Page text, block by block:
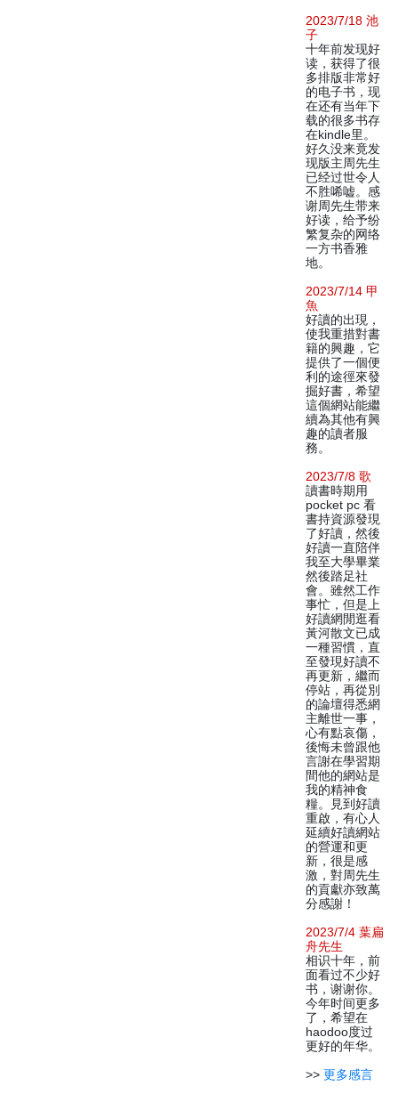
2023/7/18 池
子
十年前发现好
读，获得了很
多排版非常好
的电子书，现
在还有当年下
载的很多书存
在kindle里。
好久没来竟发
现版主周先生
已经过世令人
不胜唏嘘。感
谢周先生带来
好读，给予纷
繁复杂的网络
一方书香雅
地。
2023/7/14 甲
魚
好讀的出現，
使我重措對書
籍的興趣，它
提供了一個便
利的途徑來發
掘好書，希望
這個網站能繼
續為其他有興
趣的讀者服
務。
2023/7/8 歌
讀書時期用
pocket pc 看
書持資源發現
了好讀，然後
好讀一直陪伴
我至大學畢業
然後踏足社
會。雖然工作
事忙，但是上
好讀網閒逛看
黃河散文已成
一種習慣，直
至發現好讀不
再更新，繼而
停站，再從別
的論壇得悉網
主離世一事，
心有點哀傷，
後悔未曾跟他
言謝在學習期
間他的網站是
我的精神食
糧。見到好讀
重啟，有心人
延續好讀網站
的營運和更
新，很是感
激，對周先生
的貢獻亦致萬
分感謝！
2023/7/4 葉扁
舟先生
相识十年，前
面看过不少好
书，谢谢你。
今年时间更多
了，希望在
haodoo度过
更好的年华。
>> 更多感言